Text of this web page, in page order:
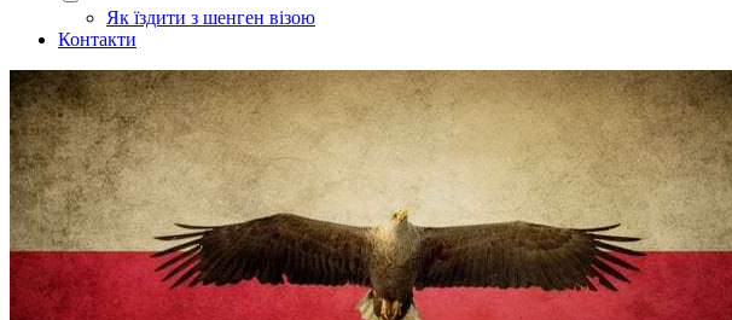
Як їздити з шенген візою
Контакти